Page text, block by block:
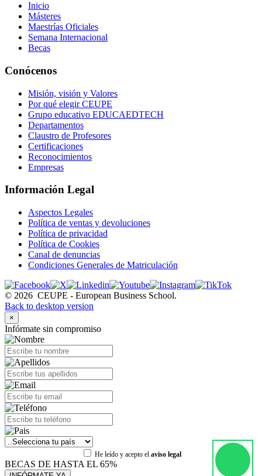
Inicio
Másteres
Maestrías Oficiales
Semana Internacional
Becas
Conócenos
Misión, visión y Valores
Por qué elegir CEUPE
Grupo educativo EDUCAEDTECH
Departamentos
Claustro de Profesores
Certificaciones
Reconocimientos
Empresas
Información Legal
Aspectos Legales
Política de ventas y devoluciones
Política de privacidad
Política de Cookies
Canal de denuncias
Condiciones Generales de Matriculación
© 2026 CEUPE - European Business School.
Back to desktop version
×
Infórmate sin compromiso
He leído y acepto el aviso legal
BECAS DE HASTA EL 65%